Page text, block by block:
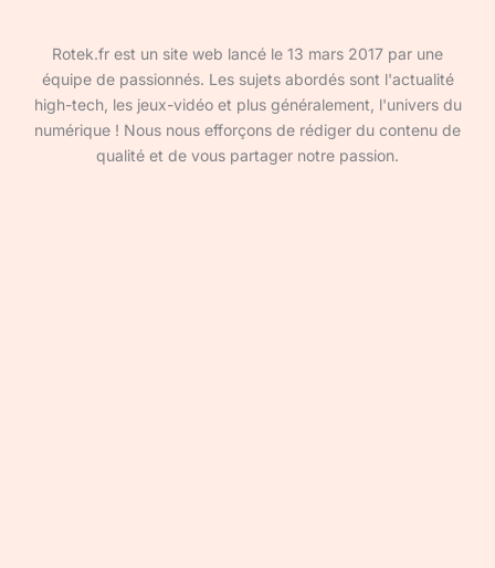
Rotek.fr est un site web lancé le 13 mars 2017 par une
équipe de passionnés. Les sujets abordés sont l'actualité
high-tech, les jeux-vidéo et plus généralement, l'univers du
numérique ! Nous nous efforçons de rédiger du contenu de
qualité et de vous partager notre passion.